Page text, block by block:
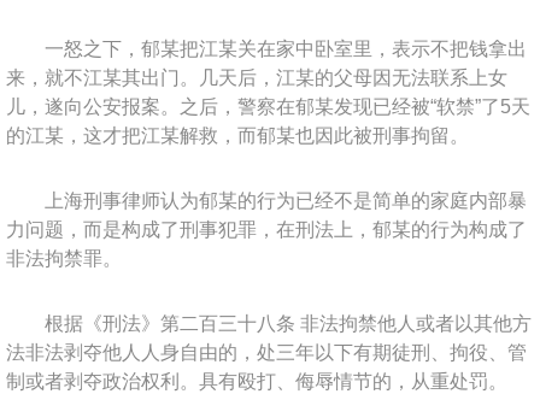
一怒之下，郁某把江某关在家中卧室里，表示不把钱拿出
来，就不江某其出门。几天后，江某的父母因无法联系上女
儿，遂向公安报案。之后，警察在郁某发现已经被“软禁”了5天
的江某，这才把江某解救，而郁某也因此被刑事拘留。
上海刑事律师认为郁某的行为已经不是简单的家庭内部暴
力问题，而是构成了刑事犯罪，在刑法上，郁某的行为构成了
非法拘禁罪。
根据《刑法》第二百三十八条 非法拘禁他人或者以其他方
法非法剥夺他人人身自由的，处三年以下有期徒刑、拘役、管
制或者剥夺政治权利。具有殴打、侮辱情节的，从重处罚。